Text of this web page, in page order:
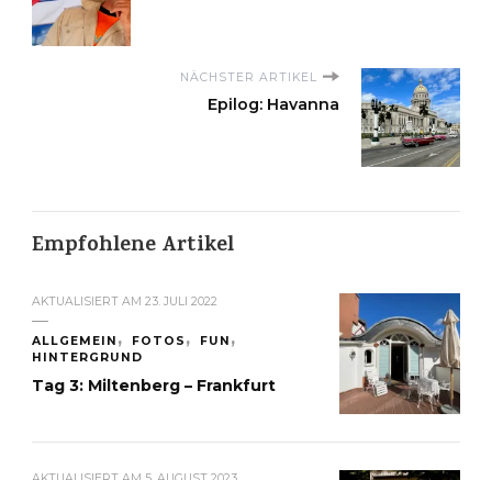
NÄCHSTER ARTIKEL
Epilog: Havanna
Empfohlene Artikel
AKTUALISIERT AM 23. JULI 2022
ALLGEMEIN FOTOS
FUN
HINTERGRUND
Tag 3: Miltenberg – Frankfurt